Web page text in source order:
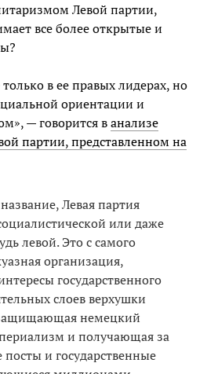
Левой партии,
все более открытые и
в ее правых лидерах, но
ориентации и
— говорится ванализе
партии, представленном на
Левая партия
или даже
левой. Это с самого
организация,
государственного
слоев верхушки
защищающая немецкий
и получающая за
и государственные